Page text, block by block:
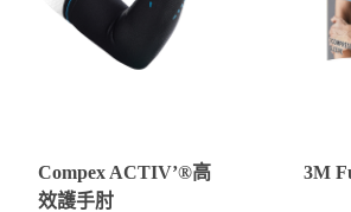
Compex ACTIV’®高
效護手肘
3M